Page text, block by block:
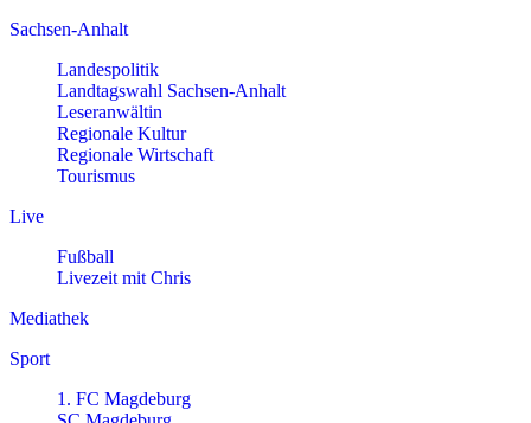
Sachsen-Anhalt
Landespolitik
Landtagswahl Sachsen-Anhalt
Leseranwältin
Regionale Kultur
Regionale Wirtschaft
Tourismus
Live
Fußball
Livezeit mit Chris
Mediathek
Sport
1. FC Magdeburg